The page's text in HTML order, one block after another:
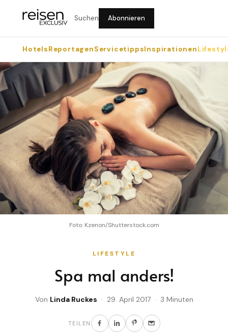
Suchen Abonnieren
HotelsReportagenServicetippsInspirationen
Foto: Kzenon/Shutterstock.com
LIFESTYLE
Spa mal anders!
Von Linda Ruckes · 29. April 2017 · 3 Minuten
TEILEN